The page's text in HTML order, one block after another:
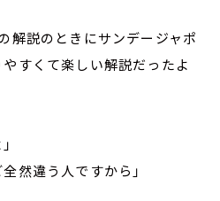
解説のときにサンデージャポ
すくて楽しい解説だったよ
然違う人ですから」